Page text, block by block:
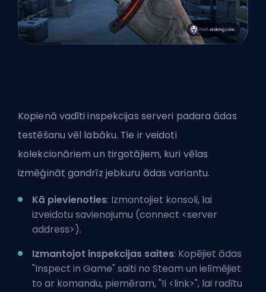
Kopienā vadīti inspekcijas serveri padara ādas
testēšanu vēl labāku. Tie ir veidoti
kolekcionāriem un tirgotājiem, kuri vēlas
izmēģināt gandrīz jebkuru ādas variantu.
Kā pievienoties: Izmantojiet konsoli, lai
izveidotu savienojumu (connect <server
address>).
Izmantojot inspekcijas saites: Kopējiet ādas
"Inspect in Game" saiti no Steam un ielīmējiet
to ar komandu, piemēram, "!i <link>", lai radītu